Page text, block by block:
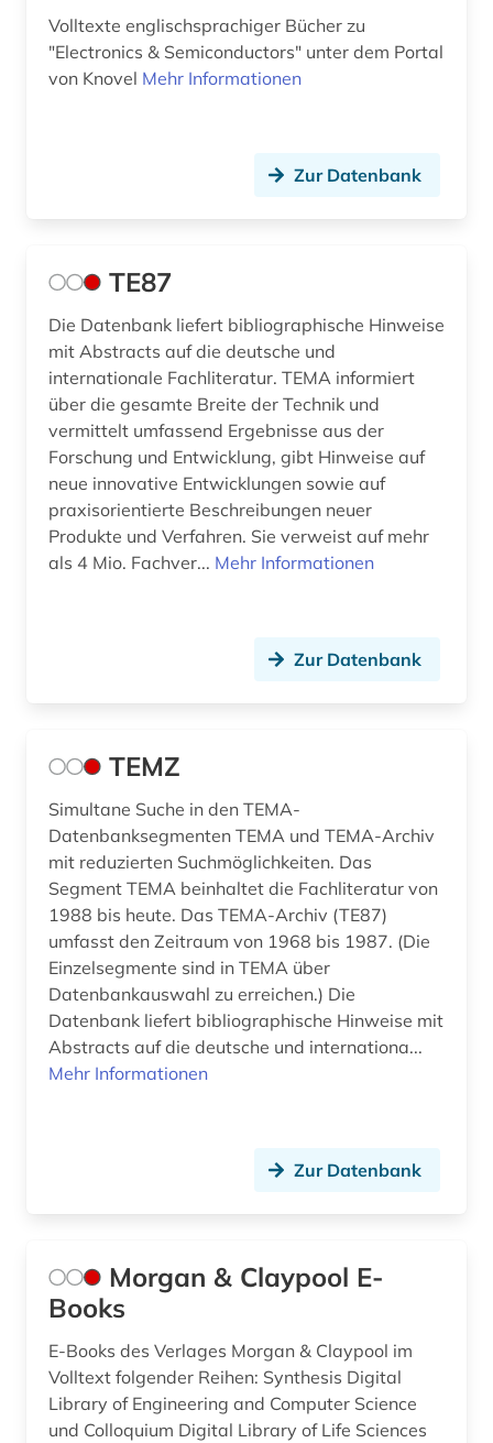
Volltexte englischsprachiger Bücher zu
"Electronics & Semiconductors" unter dem Portal
von Knovel Mehr Informationen
Zur Datenbank
TE87
Die Datenbank liefert bibliographische Hinweise
mit Abstracts auf die deutsche und
internationale Fachliteratur. TEMA informiert
über die gesamte Breite der Technik und
vermittelt umfassend Ergebnisse aus der
Forschung und Entwicklung, gibt Hinweise auf
neue innovative Entwicklungen sowie auf
praxisorientierte Beschreibungen neuer
Produkte und Verfahren. Sie verweist auf mehr
als 4 Mio. Fachver... Mehr Informationen
Zur Datenbank
TEMZ
Simultane Suche in den TEMA-
Datenbanksegmenten TEMA und TEMA-Archiv
mit reduzierten Suchmöglichkeiten. Das
Segment TEMA beinhaltet die Fachliteratur von
1988 bis heute. Das TEMA-Archiv (TE87)
umfasst den Zeitraum von 1968 bis 1987. (Die
Einzelsegmente sind in TEMA über
Datenbankauswahl zu erreichen.) Die
Datenbank liefert bibliographische Hinweise mit
Abstracts auf die deutsche und internationa...
Mehr Informationen
Zur Datenbank
Morgan & Claypool E-
Books
E-Books des Verlages Morgan & Claypool im
Volltext folgender Reihen: Synthesis Digital
Library of Engineering and Computer Science
und Colloquium Digital Library of Life Sciences